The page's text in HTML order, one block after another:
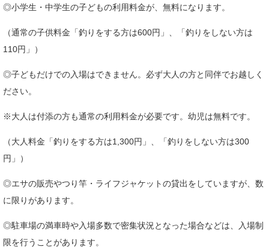
◎小学生・中学生の子どもの利用料金が、無料になります。
（通常の子供料金「釣りをする方は600円」、「釣りをしない方は
110円」）
◎子どもだけでの入場はできません。必ず大人の方と同伴でお越しく
ださい。
※大人は付添の方も通常の利用料金が必要です。幼児は無料です。
（大人料金「釣りをする方は1,300円」、「釣りをしない方は300
円」）
◎エサの販売やつり竿・ライフジャケットの貸出をしていますが、数
に限りがあります。
◎駐車場の満車時や入場多数で密集状況となった場合などは、入場制
限を行うことがあります。